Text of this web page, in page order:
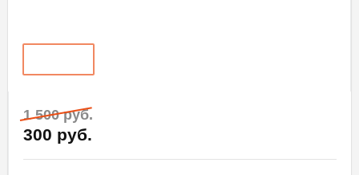
1 500 руб.
300 руб.